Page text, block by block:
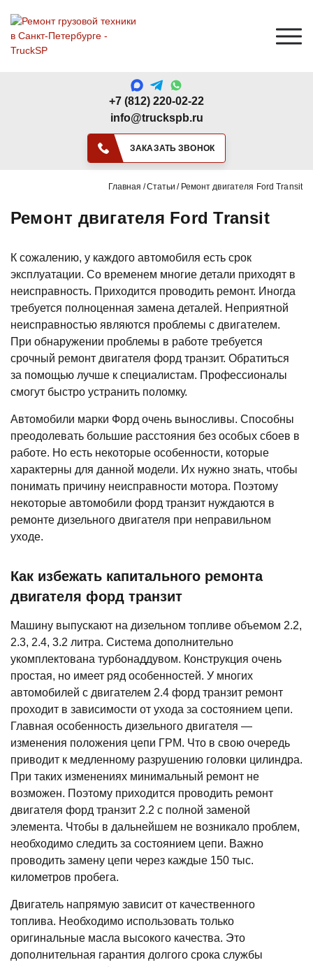
+7 (812) 220-02-22
info@truckspb.ru
ЗАКАЗАТЬ ЗВОНОК
Главная Статьи Ремонт двигателя Ford Transit
Ремонт двигателя Ford Transit
К сожалению, у каждого автомобиля есть срок
эксплуатации. Со временем многие детали приходят в
неисправность. Приходится проводить ремонт. Иногда
требуется полноценная замена деталей. Неприятной
неисправностью являются проблемы с двигателем.
При обнаружении проблемы в работе требуется
срочный ремонт двигателя форд транзит. Обратиться
за помощью лучше к специалистам. Профессионалы
смогут быстро устранить поломку.
Автомобили марки Форд очень выносливы. Способны
преодолевать большие расстояния без особых сбоев в
работе. Но есть некоторые особенности, которые
характерны для данной модели. Их нужно знать, чтобы
понимать причину неисправности мотора. Поэтому
некоторые автомобили форд транзит нуждаются в
ремонте дизельного двигателя при неправильном
уходе.
Как избежать капитального ремонта
двигателя форд транзит
Машину выпускают на дизельном топливе объемом 2.2,
2.3, 2.4, 3.2 литра. Система дополнительно
укомплектована турбонаддувом. Конструкция очень
простая, но имеет ряд особенностей. У многих
автомобилей с двигателем 2.4 форд транзит ремонт
проходит в зависимости от ухода за состоянием цепи.
Главная особенность дизельного двигателя ―
изменения положения цепи ГРМ. Что в свою очередь
приводит к медленному разрушению головки цилиндра.
При таких изменениях минимальный ремонт не
возможен. Поэтому приходится проводить ремонт
двигателя форд транзит 2.2 с полной заменой
элемента. Чтобы в дальнейшем не возникало проблем,
необходимо следить за состоянием цепи. Важно
проводить замену цепи через каждые 150 тыс.
километров пробега.
Двигатель напрямую зависит от качественного
топлива. Необходимо использовать только
оригинальные масла высокого качества. Это
дополнительная гарантия долгого срока службы